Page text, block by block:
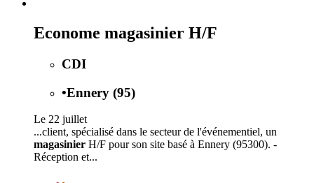
Econome magasinier H/F
CDI
•Ennery (95)
Le 22 juillet
...client, spécialisé dans le secteur de l'événementiel, un
magasinier H/F pour son site basé à Ennery (95300). -
Réception et...